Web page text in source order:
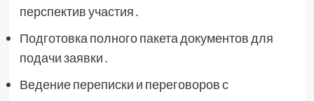
перспектив участия․
Подготовка полного пакета документов для
подачи заявки․
Ведение переписки и переговоров с